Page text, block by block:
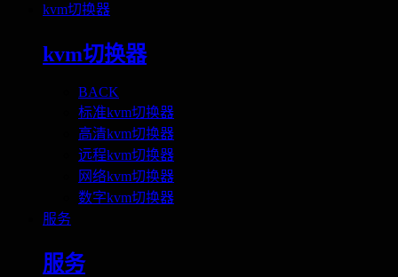
kvm切换器
kvm切换器
BACK
标准kvm切换器
高清kvm切换器
远程kvm切换器
网络kvm切换器
数字kvm切换器
服务
服务